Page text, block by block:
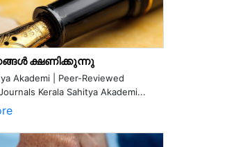
ക്ഷണിക്കുന്നു
Akademi | Peer-Reviewed
Kerala Sahitya Akademi...